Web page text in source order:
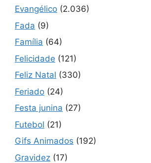
Evangélico (2.036)
Fada (9)
Família (64)
Felicidade (121)
Feliz Natal (330)
Feriado (24)
Festa junina (27)
Futebol (21)
Gifs Animados (192)
Gravidez (17)